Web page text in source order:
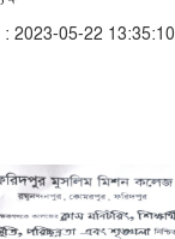
2023-05-22 13:35:10